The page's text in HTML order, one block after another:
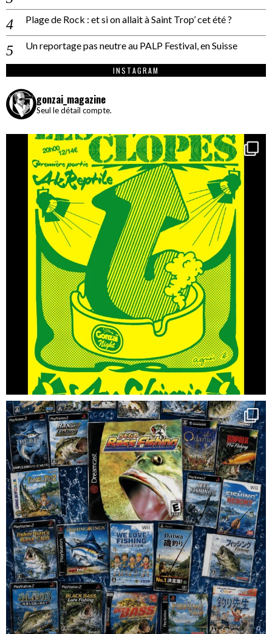
Plage de Rock : et si on allait à Saint Trop’ cet été ?
Un reportage pas neutre au PALP Festival, en Suisse
INSTAGRAM
gonzai_magazine
Seul le détail compte.